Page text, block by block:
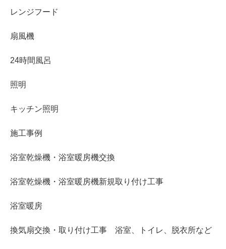
レンジフード
扇風機
24時間風呂
照明
キッチン照明
施工事例
浴室乾燥機・浴室暖房機交換
浴室乾燥機・浴室暖房機新規取り付け工事
浴室暖房
換気扇交換・取り付け工事 浴室、トイレ、脱衣所など